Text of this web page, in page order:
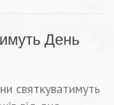
День
святкуватимуть